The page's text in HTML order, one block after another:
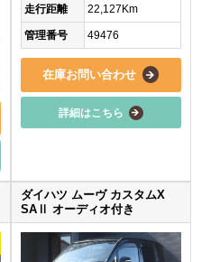
走行距離 22,127Km
管理番号 49476
在庫お問い合わせ
詳細はこちら
ダイハツ ムーヴ カスタムX
SAⅡ オーディオ付き